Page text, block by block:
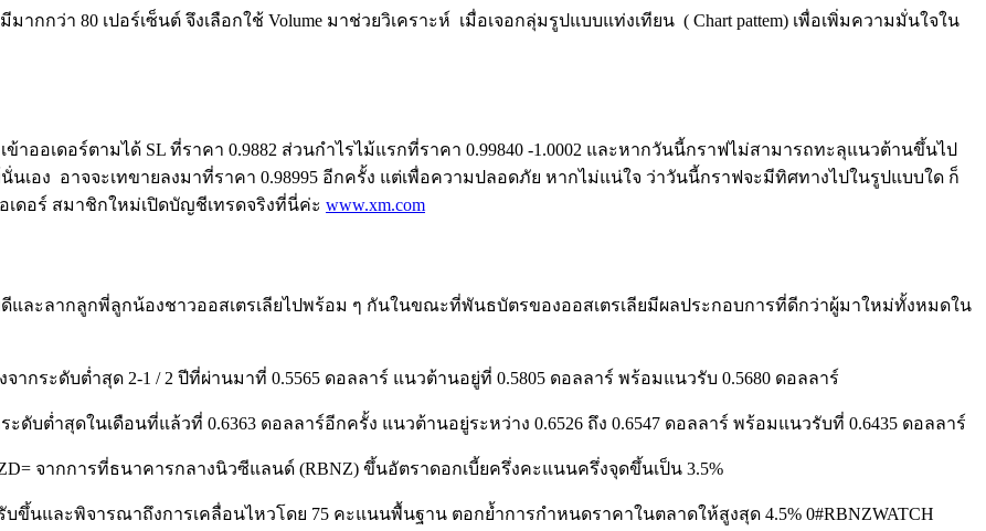
กกว่า 80 เปอร์เซ็นต์ จึงเลือกใช้ Volume มาช่วยวิเคราะห์ เมื่อเจอกลุ่มรูปแบบแท่งเทียน ( Chart pattem) เพื่อเพิ่มความมั่นใจใน
าออเดอร์ตามได้ SL ที่ราคา 0.9882 ส่วนกำไรไม้แรกที่ราคา 0.99840 -1.0002 และหากวันนี้กราฟไม่สามารถทะลุแนวต้านขึ้นไป
เอง อาจจะเทขายลงมาที่ราคา 0.98995 อีกครั้ง แต่เพื่อความปลอดภัย หากไม่แน่ใจ ว่าวันนี้กราฟจะมีทิศทางไปในรูปแบบใด ก็
เดอร์ สมาชิกใหม่เปิดบัญชีเทรดจริงที่นี่ค่ะ www.xm.com
ละลากลูกพี่ลูกน้องชาวออสเตรเลียไปพร้อม ๆ กันในขณะที่พันธบัตรของออสเตรเลียมีผลประกอบการที่ดีกว่าผู้มาใหม่ทั้งหมดใน
ากระดับต่ำสุด 2-1 / 2 ปีที่ผ่านมาที่ 0.5565 ดอลลาร์ แนวต้านอยู่ที่ 0.5805 ดอลลาร์ พร้อมแนวรับ 0.5680 ดอลลาร์
ดับต่ำสุดในเดือนที่แล้วที่ 0.6363 ดอลลาร์อีกครั้ง แนวต้านอยู่ระหว่าง 0.6526 ถึง 0.6547 ดอลลาร์ พร้อมแนวรับที่ 0.6435 ดอลลาร์
จากการที่ธนาคารกลางนิวซีแลนด์ (RBNZ) ขึ้นอัตราดอกเบี้ยครึ่งคะแนนครึ่งจุดขึ้นเป็น 3.5%
นและพิจารณาถึงการเคลื่อนไหวโดย 75 คะแนนพื้นฐาน ตอกย้ำการกำหนดราคาในตลาดให้สูงสุด 4.5% 0#RBNZWATCH